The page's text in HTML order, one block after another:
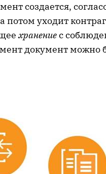
создается,
потом уходит
хранениес
документ можно